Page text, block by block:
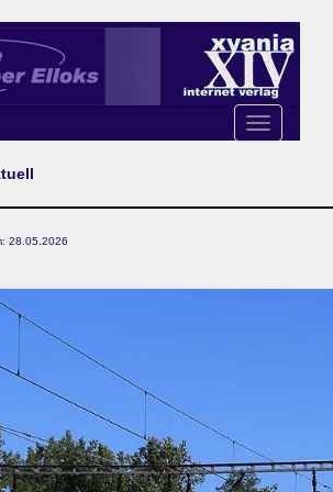
Toggle
navigation
28.05.2026